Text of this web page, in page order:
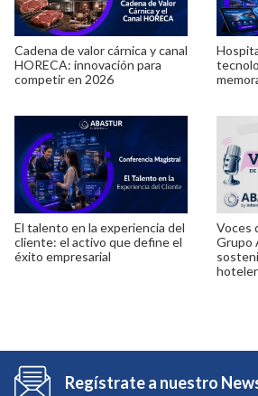
Cadena de valor cárnica y canal
HORECA: innovación para
competir en 2026
El talento en la experiencia del
cliente: el activo que define el
éxito empresarial
Voces
Grupo
Regístrate a nuestro